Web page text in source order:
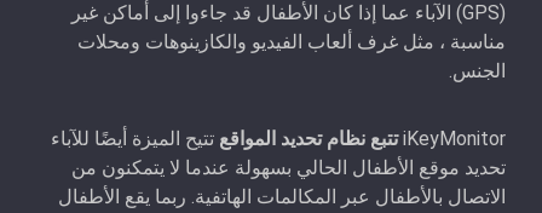
(GPS) الآباء عما إذا كان الأطفال قد جاءوا إلى أماكن غير
مناسبة ، مثل غرف ألعاب الفيديو والكازينوهات ومحلات
الجنس.
iKeyMonitorتتبع نظام تحديد المواقع تتيح الميزة أيضًا للآباء
تحديد موقع الأطفال الحالي بسهولة عندما لا يتمكنون من
الاتصال بالأطفال عبر المكالمات الهاتفية. ربما يقع الأطفال